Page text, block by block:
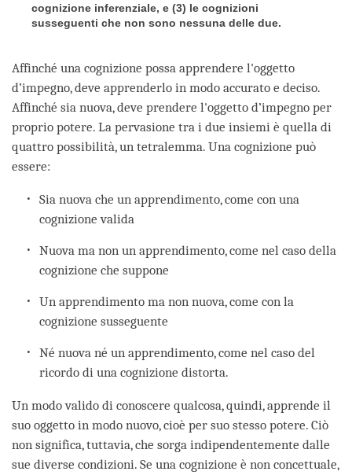
cognizione inferenziale, e (3) le cognizioni
susseguenti che non sono nessuna delle due.
Affinché una cognizione possa apprendere l'oggetto
d’impegno, deve apprenderlo in modo accurato e deciso.
Affinché sia nuova, deve prendere l'oggetto d’impegno per
proprio potere. La pervasione tra i due insiemi è quella di
quattro possibilità, un tetralemma. Una cognizione può
essere:
Sia nuova che un apprendimento, come con una
cognizione valida
Nuova ma non un apprendimento, come nel caso della
cognizione che suppone
Un apprendimento ma non nuova, come con la
cognizione susseguente
Né nuova né un apprendimento, come nel caso del
ricordo di una cognizione distorta.
Un modo valido di conoscere qualcosa, quindi, apprende il
suo oggetto in modo nuovo, cioè per suo stesso potere. Ciò
non significa, tuttavia, che sorga indipendentemente dalle
sue diverse condizioni. Se una cognizione è non concettuale,